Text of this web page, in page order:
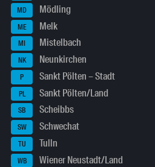
MD Mödling
ME Melk
MI Mistelbach
NK Neunkirchen
P Sankt Pölten – Stadt
PL Sankt Pölten/Land
SB Scheibbs
SW Schwechat
TU Tulln
WB Wiener Neustadt/Land